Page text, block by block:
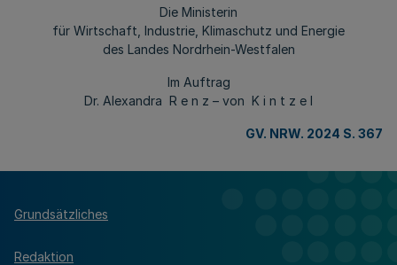
Die Ministerin
für Wirtschaft, Industrie, Klimaschutz und Energie
des Landes Nordrhein-Westfalen
Im Auftrag
Dr. Alexandra R e n z – von K i n t z e l
GV. NRW. 2024 S. 367
Grundsätzliches
Redaktion